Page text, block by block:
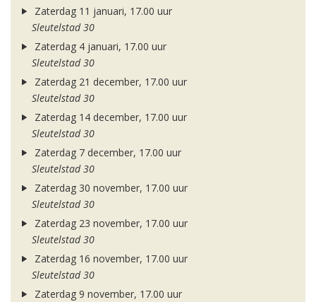
Zaterdag 11 januari, 17.00 uur
Sleutelstad 30
Zaterdag 4 januari, 17.00 uur
Sleutelstad 30
Zaterdag 21 december, 17.00 uur
Sleutelstad 30
Zaterdag 14 december, 17.00 uur
Sleutelstad 30
Zaterdag 7 december, 17.00 uur
Sleutelstad 30
Zaterdag 30 november, 17.00 uur
Sleutelstad 30
Zaterdag 23 november, 17.00 uur
Sleutelstad 30
Zaterdag 16 november, 17.00 uur
Sleutelstad 30
Zaterdag 9 november, 17.00 uur